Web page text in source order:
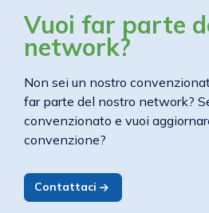
Vuoi far parte
network?
Non sei un nostro
far parte del nostro network?
convenzionato e vuoi
convenzione?
Contattaci